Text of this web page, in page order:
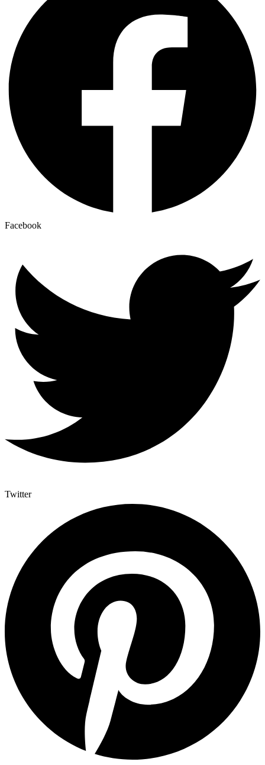
Facebook
Twitter